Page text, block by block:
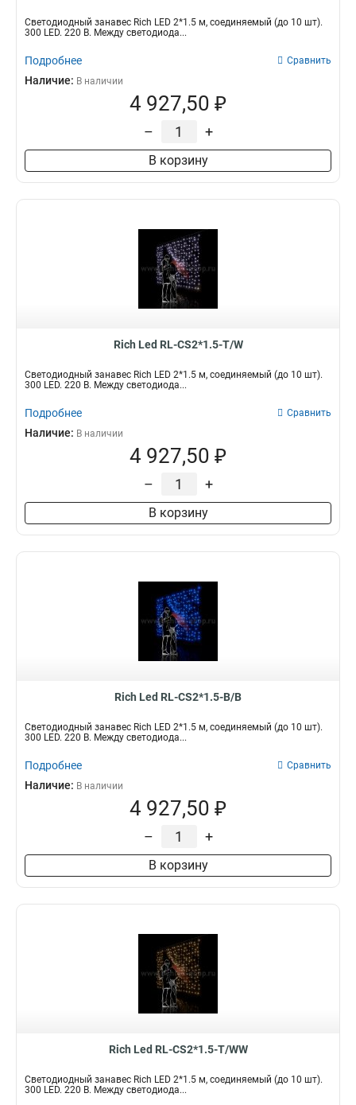
Светодиодный занавес Rich LED 2*1.5 м, соединяемый (до 10 шт).
300 LED. 220 В. Между светодиода...
Подробнее Сравнить
Наличие: В наличии
4 927,50 ₽
– +
В корзину
Rich Led RL-CS2*1.5-T/W
Светодиодный занавес Rich LED 2*1.5 м, соединяемый (до 10 шт).
300 LED. 220 В. Между светодиода...
Подробнее Сравнить
Наличие: В наличии
4 927,50 ₽
– +
В корзину
Rich Led RL-CS2*1.5-B/B
Светодиодный занавес Rich LED 2*1.5 м, соединяемый (до 10 шт).
300 LED. 220 В. Между светодиода...
Подробнее Сравнить
Наличие: В наличии
4 927,50 ₽
– +
В корзину
Rich Led RL-CS2*1.5-T/WW
Светодиодный занавес Rich LED 2*1.5 м, соединяемый (до 10 шт).
300 LED. 220 В. Между светодиода...